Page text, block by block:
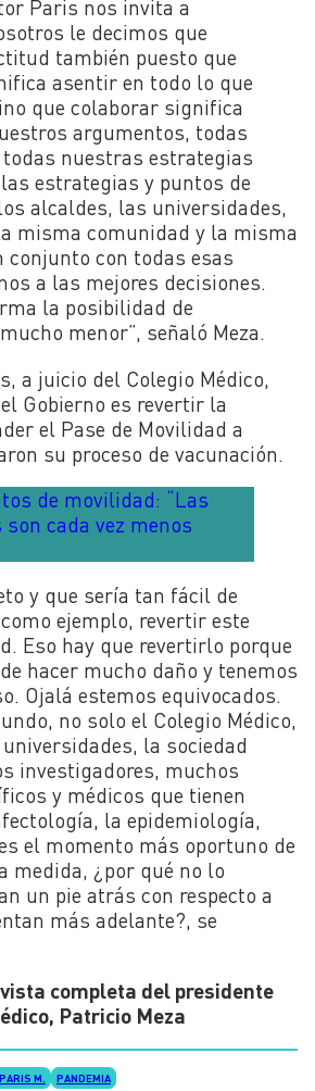
Paris nos invita a
le decimos que
también puesto que
asentir en todo lo que
que colaborar significa
argumentos, todas
nuestras estrategias
estrategias y puntos de
alcaldes, las universidades,
misma comunidad y la misma
conjunto con todas esas
a las mejores decisiones.
la posibilidad de
menor”, señaló Meza.
a juicio del Colegio Médico,
Gobierno es revertir la
el Pase de Movilidad a
su proceso de vacunación.
de movilidad: “Las
cada vez menos
y que sería tan fácil de
ejemplo, revertir este
Eso hay que revertirlo porque
hacer mucho daño y tenemos
Ojalá estemos equivocados.
no solo el Colegio Médico,
la sociedad
investigadores, muchos
y médicos que tienen
la epidemiología,
el momento más oportuno de
medida, ¿por qué no lo
un pie atrás con respecto a
más adelante?, se
completa del presidente
Patricio Meza
M. PANDEMIA